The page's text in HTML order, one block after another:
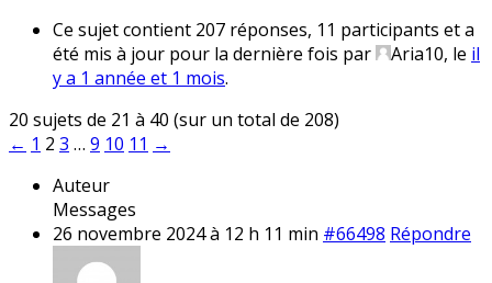
Ce sujet contient 207 réponses, 11 participants et a
été mis à jour pour la dernière fois par
Aria10, le il
y a 1 année et 1 mois.
20 sujets de 21 à 40 (sur un total de 208)
← 1 2 3 … 9 10 11 →
Auteur
Messages
26 novembre 2024 à 12 h 11 min #66498 Répondre